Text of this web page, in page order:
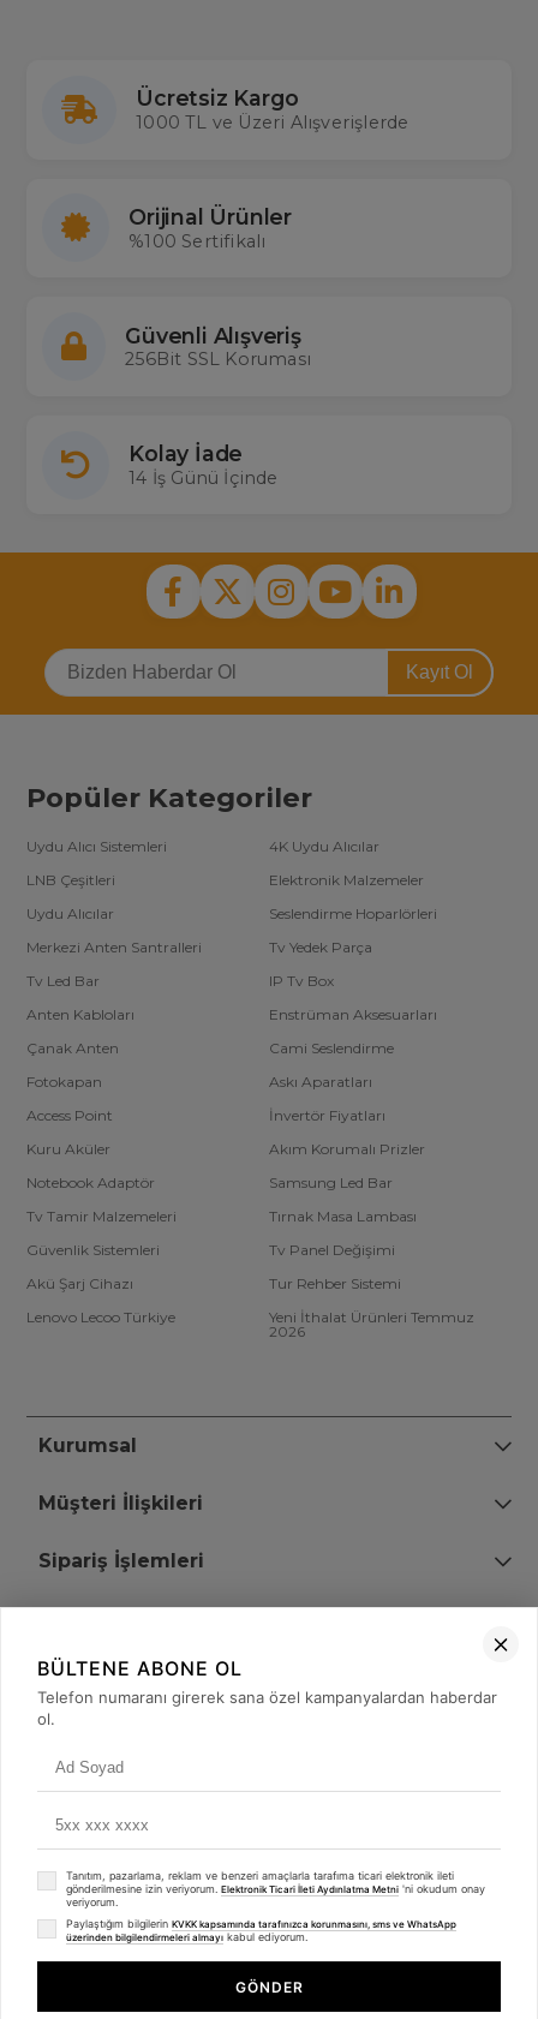
Ücretsiz Kargo
1000 TL ve Üzeri Alışverişlerde
Orijinal Ürünler
%100 Sertifikalı
Güvenli Alışveriş
256Bit SSL Koruması
Kolay İade
14 İş Günü İçinde
Kayıt Ol
Popüler Kategoriler
Uydu Alıcı Sistemleri
4K Uydu Alıcılar
LNB Çeşitleri
Elektronik Malzemeler
Uydu Alıcılar
Seslendirme Hoparlörleri
Merkezi Anten Santralleri
Tv Yedek Parça
Tv Led Bar
IP Tv Box
Anten Kabloları
Enstrüman Aksesuarları
Çanak Anten
Cami Seslendirme
Fotokapan
Askı Aparatları
Access Point
İnvertör Fiyatları
Kuru Aküler
Akım Korumalı Prizler
Notebook Adaptör
Samsung Led Bar
Tv Tamir Malzemeleri
Tırnak Masa Lambası
Güvenlik Sistemleri
Tv Panel Değişimi
Akü Şarj Cihazı
Tur Rehber Sistemi
Lenovo Lecoo Türkiye
Yeni İthalat Ürünleri Temmuz
2026
Kurumsal
Müşteri İlişkileri
Sipariş İşlemleri
+90 (850) 473 08 08
© 2008 - 2026merterelektronik.com
- Tüm Hakları Saklıdır. Kredi kartı bilgileriniz 256bit SSL sertifikası ile
Whatsapp
BÜLTENE ABONE OL
Telefon numaranı girerek sana özel kampanyalardan haberdar
ol.
Tanıtım, pazarlama, reklam ve benzeri amaçlarla tarafıma ticari elektronik ileti
gönderilmesine izin veriyorum. Elektronik Ticari İleti Aydınlatma Metni 'ni okudum onay
veriyorum.
Paylaştığım bilgilerin KVKK kapsamında tarafınızca korunmasını, sms ve WhatsApp
üzerinden bilgilendirmeleri almayı kabul ediyorum.
GÖNDER